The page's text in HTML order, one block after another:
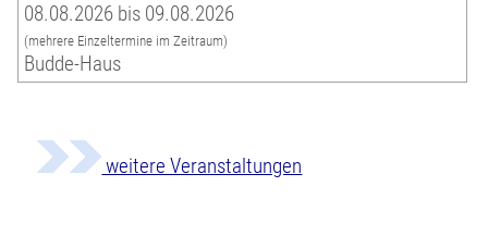
08.08.2026 bis 09.08.2026
(mehrere Einzeltermine im Zeitraum)
Budde-Haus
weitere Veranstaltungen